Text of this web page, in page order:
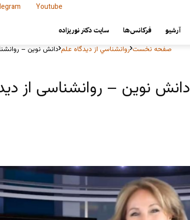
TelegramYoutubeYoutube
آرشیو فرکانس‌ها سایت دکتر نوریزاده
صفحه نخست روانشناسي از ديدگاه علم دانش نوین –
دانش نوین – روانشناسی از